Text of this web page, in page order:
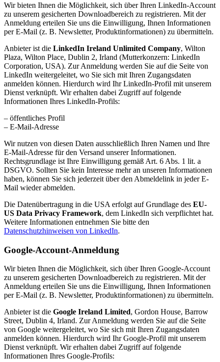
Wir bieten Ihnen die Möglichkeit, sich über Ihren LinkedIn-Account
zu unserem gesicherten Downloadbereich zu registrieren. Mit der
Anmeldung erteilen Sie uns die Einwilligung, Ihnen Informationen
per E-Mail (z. B. Newsletter, Produktinformationen) zu übermitteln.
Anbieter ist die LinkedIn Ireland Unlimited Company, Wilton
Plaza, Wilton Place, Dublin 2, Irland (Mutterkonzern: LinkedIn
Corporation, USA). Zur Anmeldung werden Sie auf die Seite von
LinkedIn weitergeleitet, wo Sie sich mit Ihren Zugangsdaten
anmelden können. Hierdurch wird Ihr LinkedIn-Profil mit unserem
Dienst verknüpft. Wir erhalten dabei Zugriff auf folgende
Informationen Ihres LinkedIn-Profils:
– öffentliches Profil
– E-Mail-Adresse
Wir nutzen von diesen Daten ausschließlich Ihren Namen und Ihre
E-Mail-Adresse für den Versand unserer Informationen.
Rechtsgrundlage ist Ihre Einwilligung gemäß Art. 6 Abs. 1 lit. a
DSGVO. Sollten Sie kein Interesse mehr an unseren Informationen
haben, können Sie sich jederzeit über den Abmeldelink in jeder E-
Mail wieder abmelden.
Die Datenübertragung in die USA erfolgt auf Grundlage des EU-
US Data Privacy Framework, dem LinkedIn sich verpflichtet hat.
Weitere Informationen entnehmen Sie bitte den
Datenschutzhinweisen von LinkedIn.
Google-Account-Anmeldung
Wir bieten Ihnen die Möglichkeit, sich über Ihren Google-Account
zu unserem gesicherten Downloadbereich zu registrieren. Mit der
Anmeldung erteilen Sie uns die Einwilligung, Ihnen Informationen
per E-Mail (z. B. Newsletter, Produktinformationen) zu übermitteln.
Anbieter ist die Google Ireland Limited, Gordon House, Barrow
Street, Dublin 4, Irland. Zur Anmeldung werden Sie auf die Seite
von Google weitergeleitet, wo Sie sich mit Ihren Zugangsdaten
anmelden können. Hierdurch wird Ihr Google-Profil mit unserem
Dienst verknüpft. Wir erhalten dabei Zugriff auf folgende
Informationen Ihres Google-Profils: